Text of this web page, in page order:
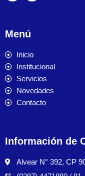
Menú
Inicio
Institucional
Servicios
Novedades
Contacto
Información de
Alvear N° 392, CP